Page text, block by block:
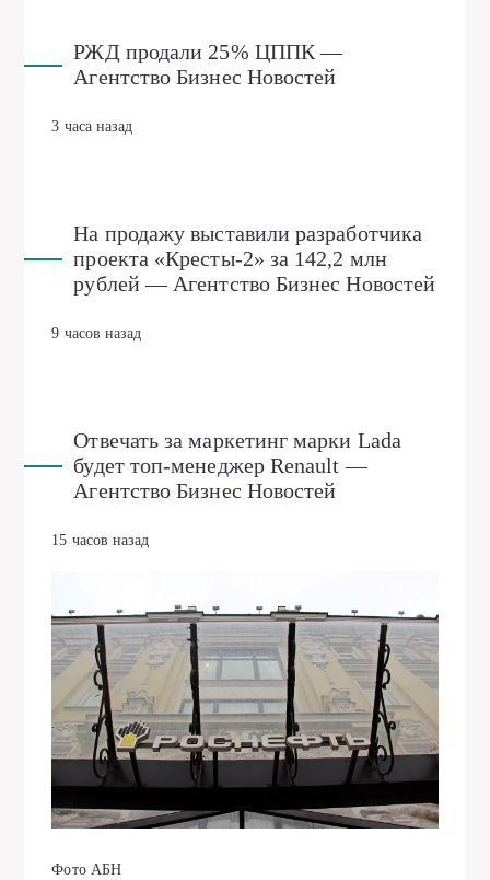
РЖД продали 25% ЦППК —
Агентство Бизнес Новостей
3 часа назад
На продажу выставили разработчика
проекта «Кресты-2» за 142,2 млн
рублей — Агентство Бизнес Новостей
9 часов назад
Отвечать за маркетинг марки Lada
будет топ-менеджер Renault —
Агентство Бизнес Новостей
15 часов назад
Фото АБН